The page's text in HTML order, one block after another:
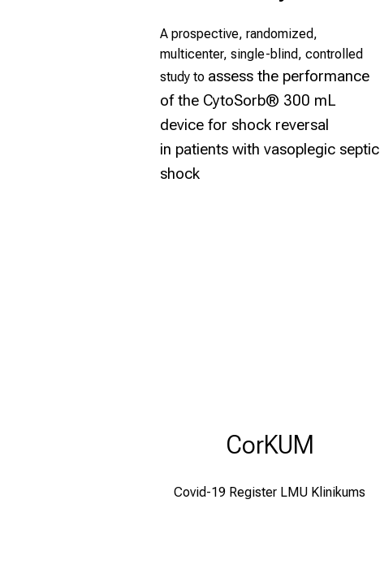
A prospective, randomized,
multicenter, single-blind, controlled
study to assess the performance
of the CytoSorb® 300 mL
device for shock reversal
in patients with vasoplegic septic
shock
CorKUM
Covid-19 Register LMU Klinikums